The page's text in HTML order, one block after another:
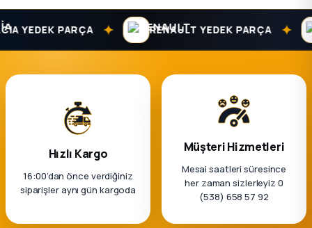
YEDEK PARÇA ✦ RENAULT YEDEK PARÇA ✦
Hızlı Kargo
16:00’dan önce verdiğiniz
siparişler aynı gün kargoda
Müşteri Hizmetleri
Mesai saatleri süresince
her zaman sizlerleyiz 0
(538) 658 57 92